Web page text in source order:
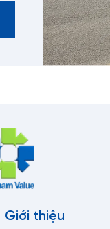
Giới thiệu